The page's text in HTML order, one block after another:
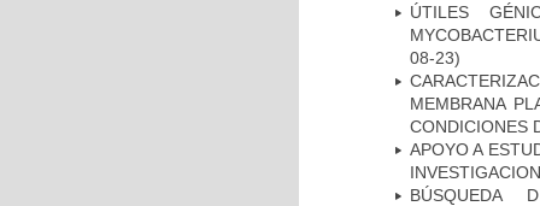
ÚTILES
08-23)
MEMBRANA
CONDICIONES
APOYO A
BÚSQUEDA